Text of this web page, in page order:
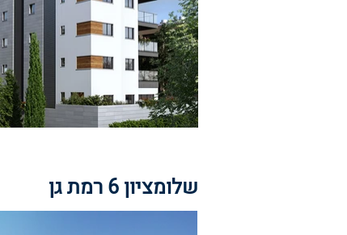
שלומציון 6 רמת גן